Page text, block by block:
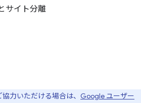
サイト分離
力いただける場合は、 Google ユーザー